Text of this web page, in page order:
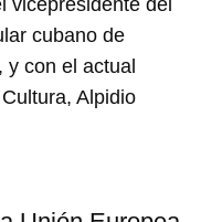
vicepresidente del
cubano de
con el actual
Alpidio